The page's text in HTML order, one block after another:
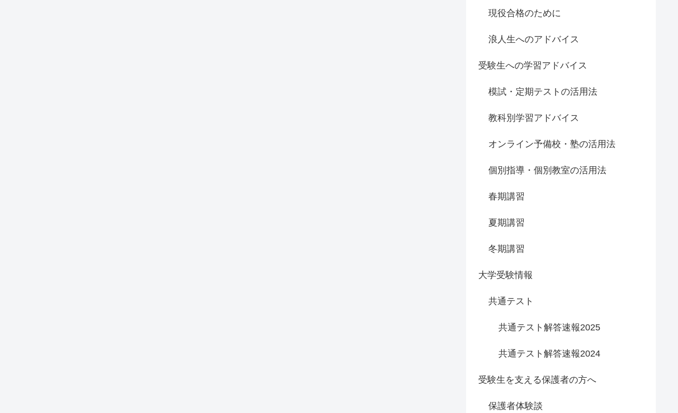
現役合格のために
浪人生へのアドバイス
受験生への学習アドバイス
模試・定期テストの活用法
教科別学習アドバイス
オンライン予備校・塾の活用法
個別指導・個別教室の活用法
春期講習
夏期講習
冬期講習
大学受験情報
共通テスト
共通テスト解答速報2025
共通テスト解答速報2024
受験生を支える保護者の方へ
保護者体験談